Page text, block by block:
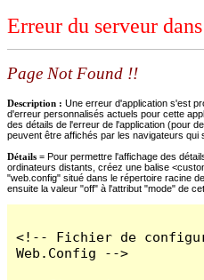
Erreur du serveur
Page Not Found !!
Description : Une erreur d'application s'est
d'erreur personnalisés actuels pour cette
des détails de l'erreur de l'application (pour
peuvent être affichés par les navigateurs qui
Détails = Pour permettre l'affichage des
ordinateurs distants, créez une balise
"web.config" situé dans le répertoire racine
ensuite la valeur "off" à l'attribut "mode" de
<!-- Fichier de
Web.Config -->